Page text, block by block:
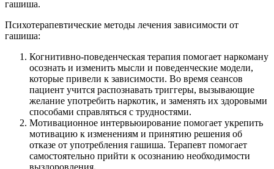
гашиша.
Психотерапевтические методы лечения зависимости от
гашиша:
Когнитивно-поведенческая терапия помогает наркоману
осознать и изменить мысли и поведенческие модели,
которые привели к зависимости. Во время сеансов
пациент учится распознавать триггеры, вызывающие
желание употребить наркотик, и заменять их здоровыми
способами справляться с трудностями.
Мотивационное интервьюирование помогает укрепить
мотивацию к изменениям и принятию решения об
отказе от употребления гашиша. Терапевт помогает
самостоятельно прийти к осознанию необходимости